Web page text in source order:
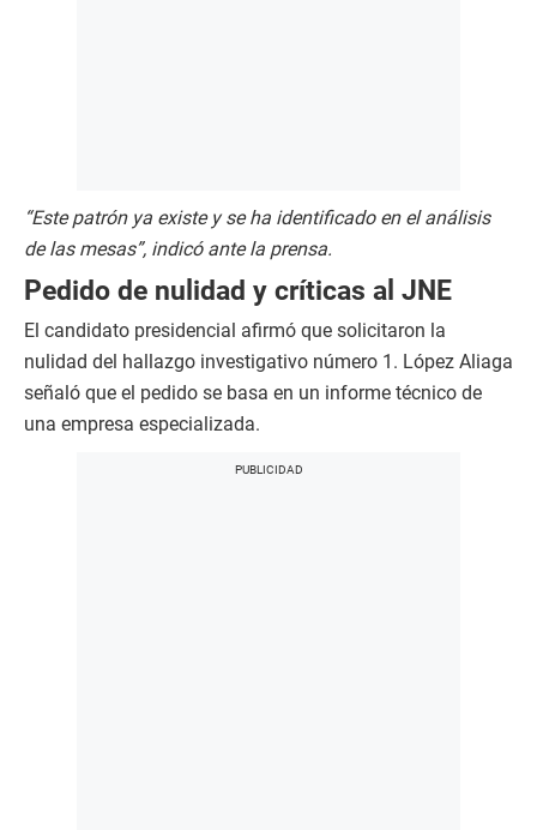
“Este patrón ya existe y se ha identificado en el análisis
de las mesas”, indicó ante la prensa.
Pedido de nulidad y críticas al JNE
El candidato presidencial afirmó que solicitaron la
nulidad del hallazgo investigativo número 1. López Aliaga
señaló que el pedido se basa en un informe técnico de
una empresa especializada.